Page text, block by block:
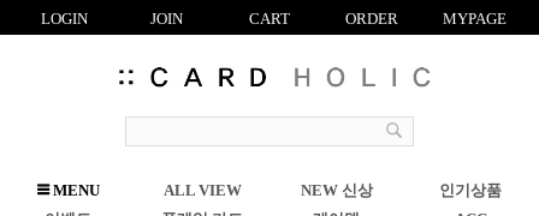
LOGIN JOIN CART ORDER MYPAGE
R
CMENU ALL VIEW NEW 신상
인기상품